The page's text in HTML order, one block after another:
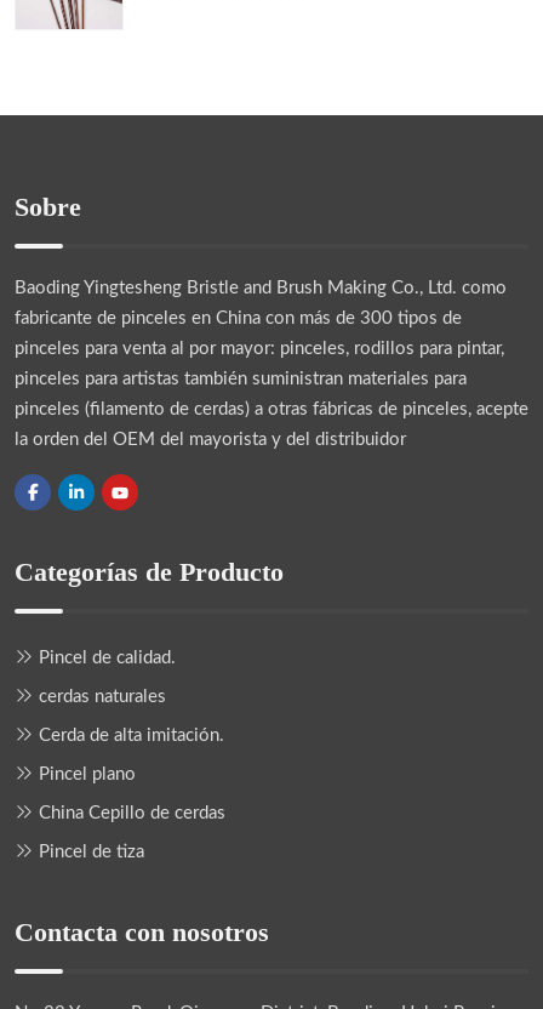
Sobre
Baoding Yingtesheng Bristle and Brush Making Co., Ltd. como
fabricante de pinceles en China con más de 300 tipos de
pinceles para venta al por mayor: pinceles, rodillos para pintar,
pinceles para artistas también suministran materiales para
pinceles (filamento de cerdas) a otras fábricas de pinceles, acepte
la orden del OEM del mayorista y del distribuidor
Categorías de Producto
Pincel de calidad.
cerdas naturales
Cerda de alta imitación.
Pincel plano
China Cepillo de cerdas
Pincel de tiza
Contacta con nosotros